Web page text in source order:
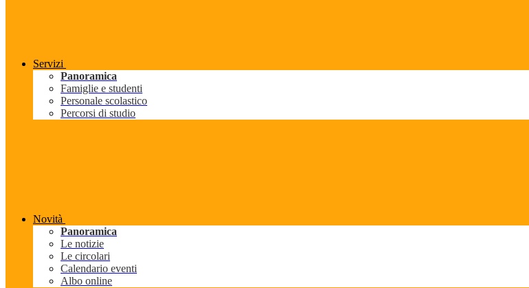
Servizi
Panoramica
Famiglie e studenti
Personale scolastico
Percorsi di studio
Novità
Panoramica
Le notizie
Le circolari
Calendario eventi
Albo online